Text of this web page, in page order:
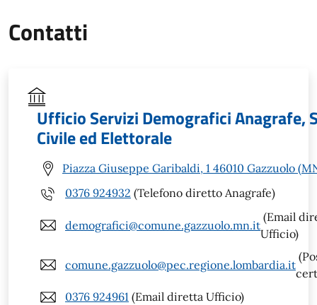
Contatti
Ufficio Servizi Demografici Anagrafe,
Civile ed Elettorale
Piazza Giuseppe Garibaldi, 1 46010 Gazzuolo
0376 924932 (Telefono diretto Anagrafe)
demografici@comune.gazzuolo.mn.it
(Email
Ufficio)
comune.gazzuolo@pec.regione.lombardia.it
0376 924961 (Email diretta Ufficio)